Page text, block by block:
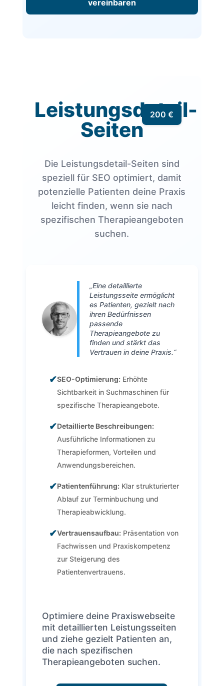
vereinbaren
Leistungsdetail-
Seiten
200 €
Die Leistungsdetail-Seiten sind
speziell für SEO optimiert, damit
potenzielle Patienten deine Praxis
leicht finden, wenn sie nach
spezifischen Therapieangeboten
suchen.
„Eine detaillierte
Leistungsseite ermöglicht
es Patienten, gezielt nach
ihren Bedürfnissen
passende
Therapieangebote zu
finden und stärkt das
Vertrauen in deine Praxis.“
✔SEO-Optimierung:Erhöhte
Sichtbarkeit in Suchmaschinen für
spezifische Therapieangebote.
✔Detaillierte Beschreibungen:
Ausführliche Informationen zu
Therapieformen, Vorteilen und
Anwendungsbereichen.
✔Patientenführung:Klar strukturierter
Ablauf zur Terminbuchung und
Therapieabwicklung.
✔Vertrauensaufbau:Präsentation von
Fachwissen und Praxiskompetenz
zur Steigerung des
Patientenvertrauens.
Optimiere deine Praxiswebseite
mit detaillierten Leistungsseiten
und ziehe gezielt Patienten an,
die nach spezifischen
Therapieangeboten suchen.